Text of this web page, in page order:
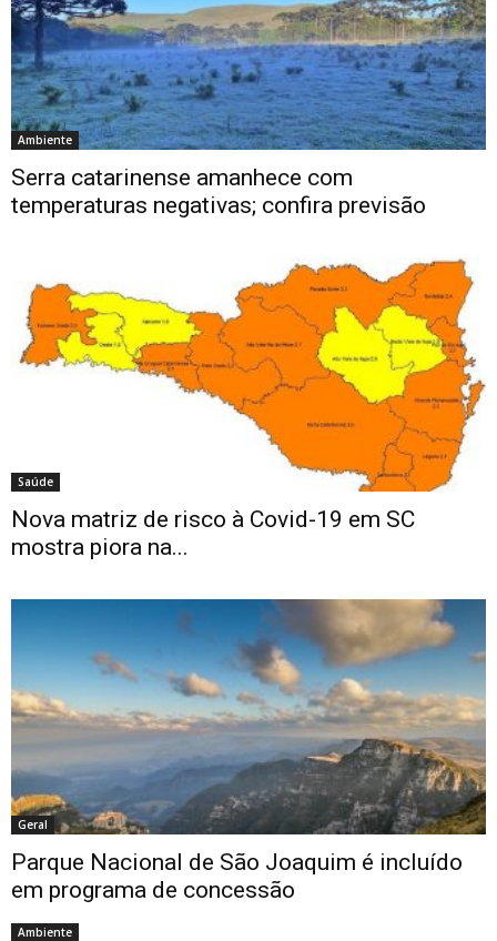
Ambiente
Serra catarinense amanhece com
temperaturas negativas; confira previsão
Saúde
Nova matriz de risco à Covid-19 em SC
mostra piora na...
Geral
Parque Nacional de São Joaquim é incluído
em programa de concessão
Ambiente